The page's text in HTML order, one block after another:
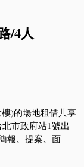
/4人
)的場地租借共享
市政府站1號出
報、提案、面